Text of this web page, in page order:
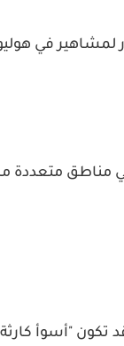
في مناطق متعددة
تكون "أسوأ